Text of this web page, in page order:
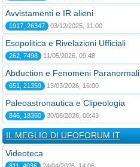
Avvistamenti e IR alieni
1917, 26347 03/12/2025, 11:00
Esopolitica e Rivelazioni Ufficiali
262, 7498 11/05/2026, 09:48
Abduction e Fenomeni Paranormali
651, 21359 13/03/2026, 16:00
Paleoastronautica e Clipeologia
846, 18360 30/06/2026, 00:43
IL MEGLIO DI UFOFORUM.IT
Videoteca